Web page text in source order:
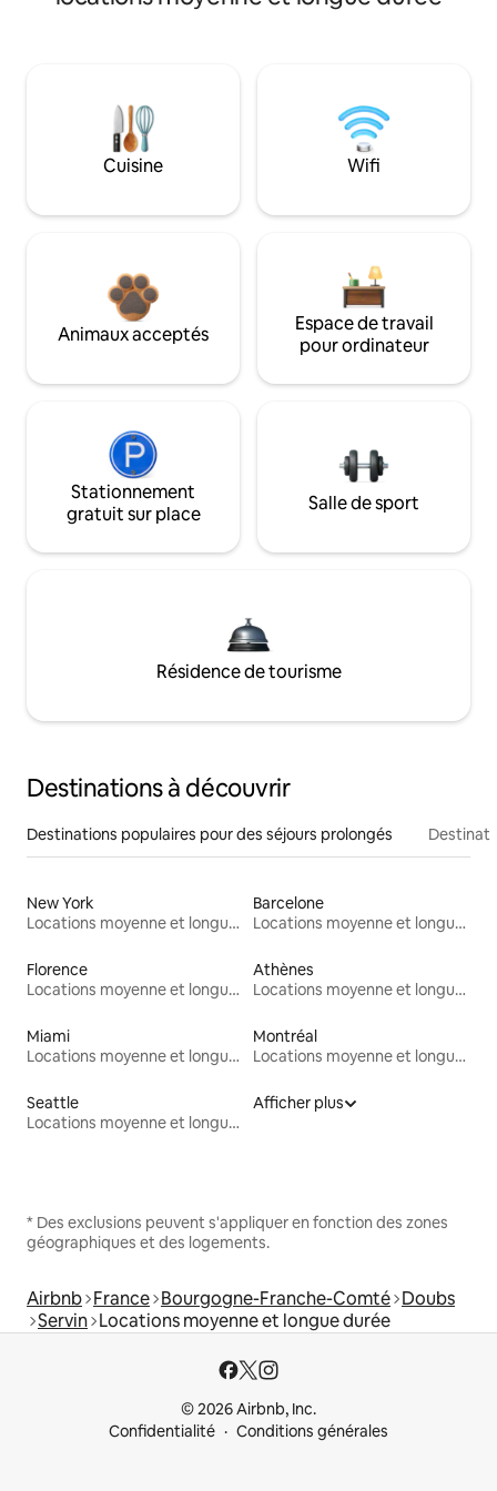
Cuisine Wifi
Animaux acceptés
Espace de travail
pour ordinateur
Stationnement
gratuit sur place
Salle de sport
Résidence de tourisme
Destinations à découvrir
Destinations populaires pour des séjours prolongés
New York
Locations moyenne et longue durée
Barcelone
Locations moyenne et longue durée
Florence
Locations moyenne et longue durée
Athènes
Locations moyenne et longue durée
Miami
Locations moyenne et longue durée
Montréal
Locations moyenne et longue durée
Seattle
Locations moyenne et longue durée
Afficher plus
* Des exclusions peuvent s'appliquer en fonction des zones
géographiques et des logements.
Airbnb France Bourgogne-Franche-Comté Doubs
Servin Locations moyenne et longue durée
© 2026 Airbnb, Inc.
Confidentialité
Conditions générales